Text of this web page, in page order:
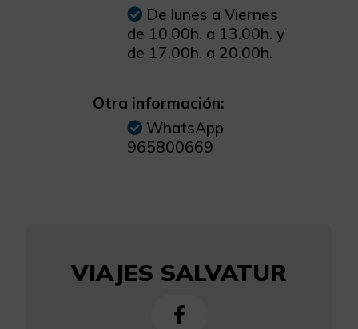
De lunes a Viernes
de 10.00h. a 13.00h. y
de 17.00h. a 20.00h.
Otra información:
WhatsApp
965800669
VIAJES SALVATUR